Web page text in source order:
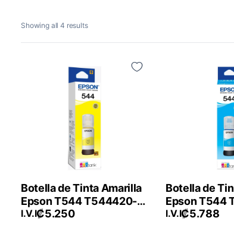
Showing all 4 results
Botella de Tinta Amarilla
Epson T544 T544420-
AL ₡5.250
I.V.I
Botella de
Epson T544
AL ₡5.788
I.V.I